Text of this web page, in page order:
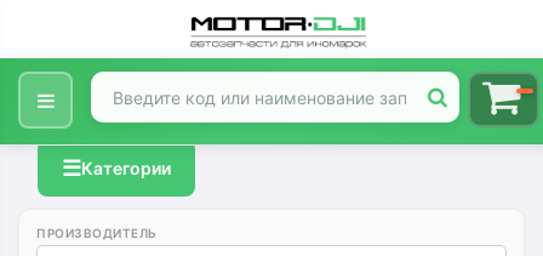
☰Категории
ПРОИЗВОДИТЕЛЬ